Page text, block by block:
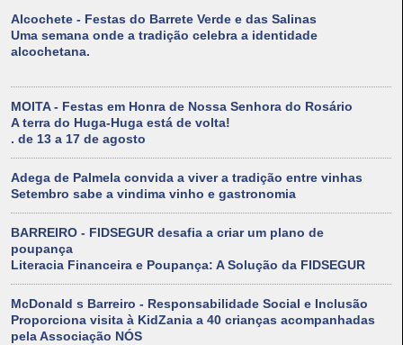
Alcochete - Festas do Barrete Verde e das Salinas
Uma semana onde a tradição celebra a identidade
alcochetana.
MOITA - Festas em Honra de Nossa Senhora do Rosário
A terra do Huga-Huga está de volta!
. de 13 a 17 de agosto
Adega de Palmela convida a viver a tradição entre vinhas
Setembro sabe a vindima vinho e gastronomia
BARREIRO - FIDSEGUR desafia a criar um plano de
poupança
Literacia Financeira e Poupança: A Solução da FIDSEGUR
McDonald s Barreiro - Responsabilidade Social e Inclusão
Proporciona visita à KidZania a 40 crianças acompanhadas
pela Associação NÓS